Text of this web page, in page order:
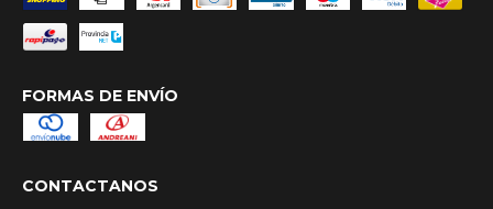
FORMAS DE ENVÍO
CONTACTANOS